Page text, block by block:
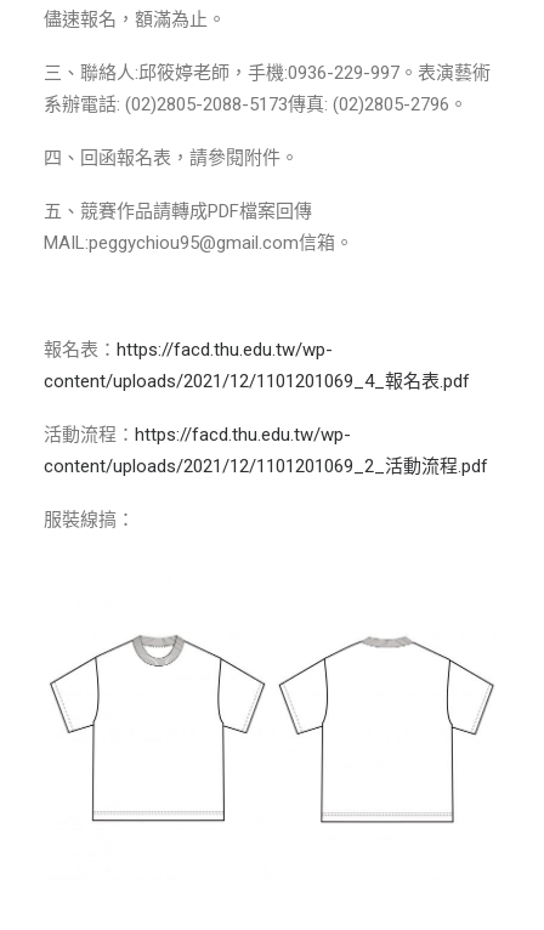
儘速報名，額滿為止。
三、聯絡人:邱筱婷老師，手機:0936-229-997。表演藝術
系辦電話: (02)2805-2088-5173傳真: (02)2805-2796。
四、回函報名表，請參閱附件。
五、競賽作品請轉成PDF檔案回傳
MAIL:peggychiou95@gmail.com信箱。
報名表： https://facd.thu.edu.tw/wp-
content/uploads/2021/12/1101201069_4_報名表.pdf
活動流程： https://facd.thu.edu.tw/wp-
content/uploads/2021/12/1101201069_2_活動流程.pdf
服裝線搞：